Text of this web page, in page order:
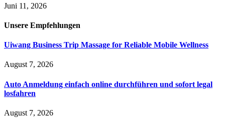
Juni 11, 2026
Unsere Empfehlungen
Uiwang Business Trip Massage for Reliable Mobile Wellness
August 7, 2026
Auto Anmeldung einfach online durchführen und sofort legal
losfahren
August 7, 2026